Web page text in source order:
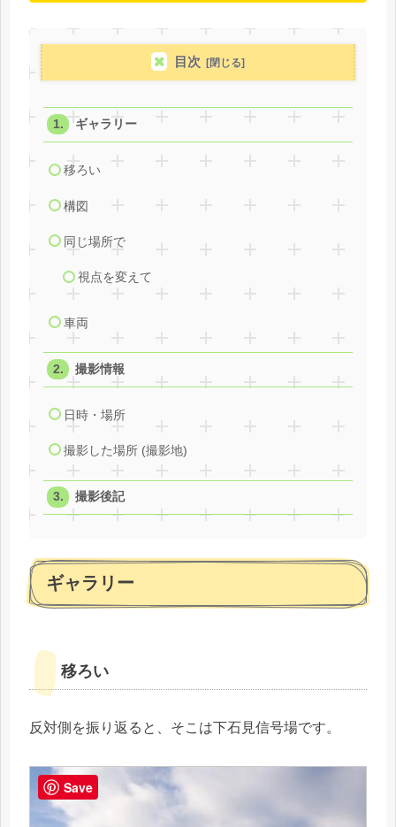
目次
ギャラリー
移ろい
構図
同じ場所で
視点を変えて
車両
撮影情報
日時・場所
撮影した場所 (撮影地)
撮影後記
ギャラリー
移ろい
反対側を振り返ると、そこは下石見信号場です。
Save